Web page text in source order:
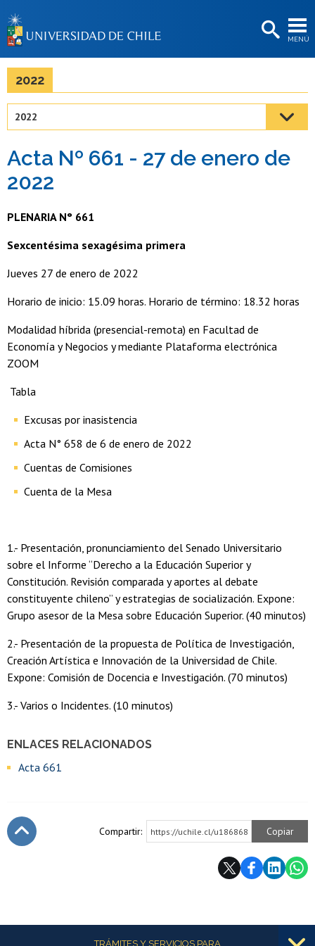
MENÚ
BIBLIOTECAS
Estudiantes
Académicas/os
2022
2022
Acta Nº 661 - 27 de enero de
2022
ENLACES RELACIONADOS
Acta 661
PLENARIA N° 661
Sexcentésima sexagésima primera
Jueves 27 de enero de 2022
Horario de inicio: 15.09 horas. Horario de término: 18.32 horas
Modalidad híbrida (presencial-remota) en Facultad de
Economía y Negocios y mediante Plataforma electrónica
ZOOM
Tabla
Excusas por inasistencia
Acta N° 658 de 6 de enero de 2022
Cuentas de Comisiones
Cuenta de la Mesa
1.- Presentación, pronunciamiento del Senado Universitario
sobre el Informe “Derecho a la Educación Superior y
Constitución. Revisión comparada y aportes al debate
constituyente chileno” y estrategias de socialización. Expone:
Grupo asesor de la Mesa sobre Educación Superior. (40 minutos)
2.- Presentación de la propuesta de Política de Investigación,
Creación Artística e Innovación de la Universidad de Chile.
Expone: Comisión de Docencia e Investigación. (70 minutos)
3.- Varios o Incidentes. (10 minutos)
Compartir: https://uchile.cl/u186868 Copiar
Más informaciónTRÁMITES Y SERVICIOS PARA